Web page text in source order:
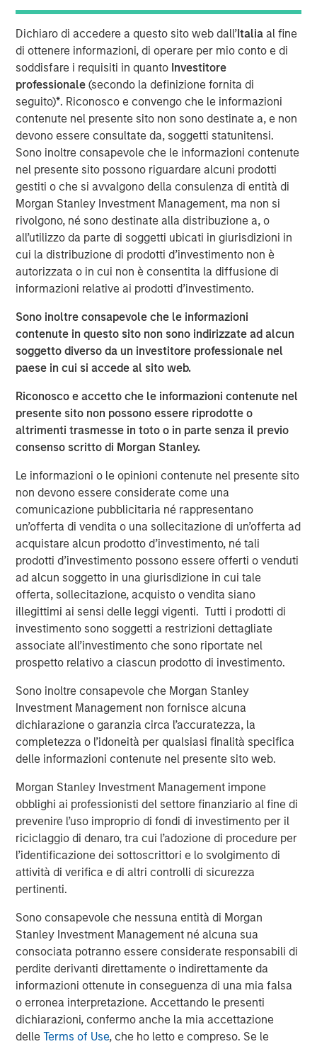
Dichiaro di accedere a questo sito web dall’Italia al fine
di ottenere informazioni, di operare per mio conto e di
soddisfare i requisiti in quanto Investitore
professionale(secondo la definizione fornita di
seguito)*. Riconosco e convengo che le informazioni
contenute nel presente sito non sono destinate a, e non
devono essere consultate da, soggetti statunitensi.
Sono inoltre consapevole che le informazioni contenute
nel presente sito possono riguardare alcuni prodotti
gestiti o che si avvalgono della consulenza di entità di
Morgan Stanley Investment Management, ma non si
rivolgono, né sono destinate alla distribuzione a, o
all’utilizzo da parte di soggetti ubicati in giurisdizioni in
cui la distribuzione di prodotti d’investimento non è
autorizzata o in cui non è consentita la diffusione di
informazioni relative ai prodotti d’investimento.
Sono inoltre consapevole che le informazioni
contenute in questo sito non sono indirizzate ad alcun
soggetto diverso da un investitore professionale nel
paese in cui si accede al sito web.
Riconosco e accetto che le informazioni contenute nel
presente sito non possono essere riprodotte o
altrimenti trasmesse in toto o in parte senza il previo
consenso scritto di Morgan Stanley.
Le informazioni o le opinioni contenute nel presente sito
non devono essere considerate come una
comunicazione pubblicitaria né rappresentano
un’offerta di vendita o una sollecitazione di un’offerta ad
acquistare alcun prodotto d’investimento, né tali
prodotti d’investimento possono essere offerti o venduti
ad alcun soggetto in una giurisdizione in cui tale
offerta, sollecitazione, acquisto o vendita siano
illegittimi ai sensi delle leggi vigenti. Tutti i prodotti di
investimento sono soggetti a restrizioni dettagliate
associate all’investimento che sono riportate nel
prospetto relativo a ciascun prodotto di investimento.
Sono inoltre consapevole che Morgan Stanley
Investment Management non fornisce alcuna
dichiarazione o garanzia circa l’accuratezza, la
completezza o l’idoneità per qualsiasi finalità specifica
delle informazioni contenute nel presente sito web.
Morgan Stanley Investment Management impone
obblighi ai professionisti del settore finanziario al fine di
prevenire l’uso improprio di fondi di investimento per il
riciclaggio di denaro, tra cui l’adozione di procedure per
l’identificazione dei sottoscrittori e lo svolgimento di
attività di verifica e di altri controlli di sicurezza
pertinenti.
Sono consapevole che nessuna entità di Morgan
Stanley Investment Management né alcuna sua
consociata potranno essere considerate responsabili di
perdite derivanti direttamente o indirettamente da
informazioni ottenute in conseguenza di una mia falsa
o erronea interpretazione. Accettando le presenti
dichiarazioni, confermo anche la mia accettazione
delleTerms of Use, che ho letto e compreso. Se le
Morgan Stanley introduces Diversity Playbook for
New York- October 20, 2021
According to a new report and survey released by
Morgan Stanley, while a large majority of pension funds
say incorporating gender and racial diversity into
investment decisions can be financially beneficial, more
than half of asset owners broadly say they believe they
must choose between financial gains and a diversity-
based approach. This disparity suggests that many asset
owners remain sceptical of the financial ROI of diversity,
with the exception of public pension funds who are
setting the standard for action, according to the survey
data.
To better understand how asset owners incorporate
diversity into their investment priorities and selection of
external managers, Morgan Stanley conducted an
inaugural poll of large U.S. asset owners and facilitated
supplemental interviews with senior leaders of pension
funds.
“Today we released findings that shed light on a
consequential misconception that still exists among
asset owners - that incorporating diversity into their
investment decisions comes at the expense of returns,”
Managing Director of the Multicultural Client Strategy
Group. “This report is part of Morgan Stanley’s strategy to
increase equality in the investing landscape and
hopefully encourage more asset owners to recognize the
benefits of a diversity-based investment approach.”
The findings reveal four key insights among asset
owners:
Diversity is a top priority for investment decisions.
89% of asset owners say that the diversity of
external managers specifically is important or a top
67% saying their organization has a policy that
incorporates diversity as part of an ESG
requirement for making investment decisions
56% of asset owners agree that they must choose
between financial gains and incorporating diversity
into their investment decisions
There is a sizable perception gap by race and
ethnicity: 70% of white asset owners agree
compared to just 35% of multicultural asset owners
Public pension funds are leading the way.
63% of public pension fund asset owners say their
organization always includes questions about
diversity in its due diligence processes when
deciding whether to invest with an external
manager, compared with 30% of other asset
owners